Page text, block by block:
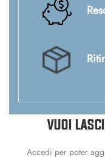
VUOI
Accedi per poter